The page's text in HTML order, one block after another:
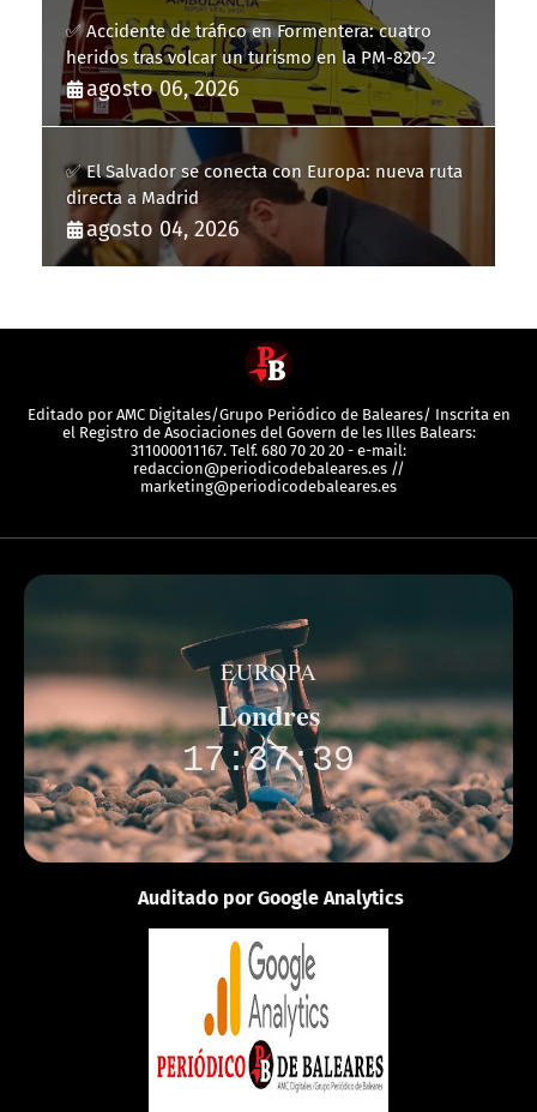
✅ Accidente de tráfico en Formentera: cuatro
heridos tras volcar un turismo en la PM-820-2
agosto 06, 2026
✅ El Salvador se conecta con Europa: nueva ruta
directa a Madrid
agosto 04, 2026
Editado por AMC Digitales/Grupo Periódico de Baleares/ Inscrita en
el Registro de Asociaciones del Govern de les Illes Balears:
311000011167. Telf. 680 70 20 20 - e-mail:
redaccion@periodicodebaleares.es //
marketing@periodicodebaleares.es
EUROPA
Londres
17:37:39
Auditado por Google Analytics